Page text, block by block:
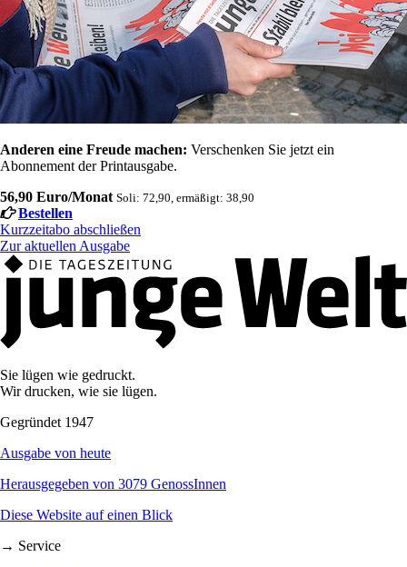
Anderen eine Freude machen: Verschenken Sie jetzt ein
Abonnement der Printausgabe.
56,90 Euro/Monat Soli: 72,90, ermäßigt: 38,90
Bestellen
Kurzzeitabo abschließen
Zur aktuellen Ausgabe
Sie lügen wie gedruckt.
Wir drucken, wie sie lügen.
Gegründet 1947
Ausgabe von heute
Herausgegeben von 3079 GenossInnen
Diese Website auf einen Blick
→ Service